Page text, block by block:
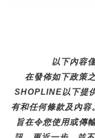
以下內容
在發佈如下政策
SHOPLINE以下提
有和任何條款及內
旨在令您使用或傳